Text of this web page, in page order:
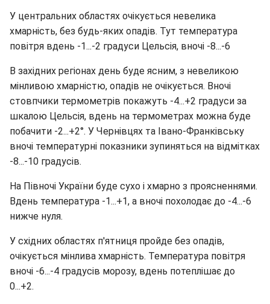
У центральних областях очікується невелика
хмарність, без будь-яких опадів. Тут температура
повітря вдень -1...-2 градуси Цельсія, вночі -8...-6
В західних регіонах день буде ясним, з невеликою
мінливою хмарністю, опадів не очікується. Вночі
стовпчики термометрів покажуть -4...+2 градуси за
шкалою Цельсія, вдень на термометрах можна буде
побачити -2...+2°. У Чернівцях та Івано-Франківську
вночі температурні показники зупиняться на відмітках
-8...-10 градусів.
На Півночі України буде сухо і хмарно з проясненнями.
Вдень температура -1...+1, а вночі похолодає до -4...-6
нижче нуля.
У східних областях п'ятниця пройде без опадів,
очікується мінлива хмарність. Температура повітря
вночі -6...-4 градусів морозу, вдень потеплішає до
0...+2.